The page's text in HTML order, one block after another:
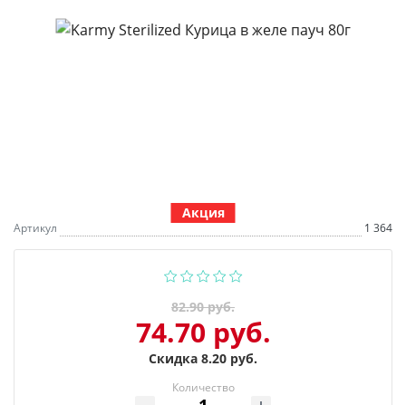
Акция
Артикул 1 364
82.90 руб.
74.70 руб.
Скидка 8.20 руб.
Количество